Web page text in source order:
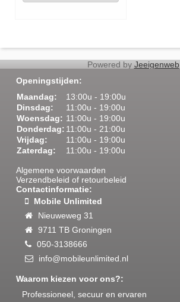
Openingstijden:
Maandag:
13:00u - 19:00u
Dinsdag:
11:00u - 19:00u
Woensdag: 11:00u - 19:00u
Donderdag: 11:00u - 21:00u
Vrijdag:
11:00u - 19:00u
Zaterdag:
11:00u - 19:00u
Algemene voorwaarden
Verzendbeleid of retourbeleid
Contactinformatie:
Mobile Unlimited
Nieuweweg 31
9711 TB Groningen
050-3138666
info@mobileunlimited.nl
Waarom kiezen voor ons?:
Professioneel, secuur en ervaren
Powered by Jeeigenweb
Smartphone & Tablet REPARATIE
Gebruikte toestellen
Losse toestellen
Apple Accessoires
Apple iMac
Apple iPad
Apple iPhone
Apple Macbook Air - Pro
Huawei
Oppo
Overig
Accessoires
Prepaid
Internationaal bellen
Starterspakketten